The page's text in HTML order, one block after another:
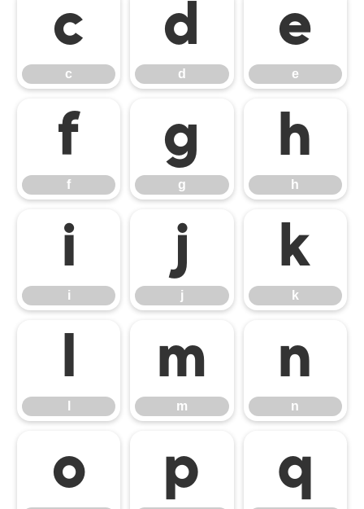
c
c
d
d
e
e
f
f
g
g
h
h
i
i
j
j
k
k
l m
m
n
n
o p q